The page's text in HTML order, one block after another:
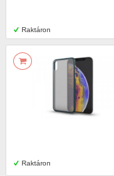
Raktáron
Raktáron